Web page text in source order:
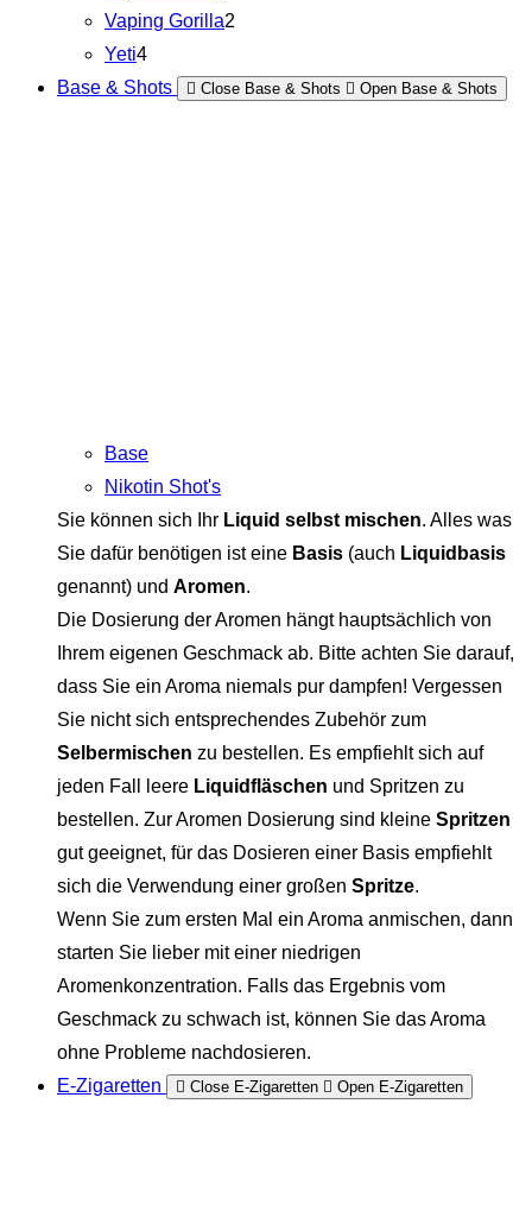
Vaping Gorilla2
Yeti4
Base & Shots
Close Base & Shots Open Base & Shots
Base
Nikotin Shot's
Sie können sich Ihr Liquid selbst mischen. Alles was
Sie dafür benötigen ist eine Basis (auch Liquidbasis
genannt) und Aromen.
Die Dosierung der Aromen hängt hauptsächlich von
Ihrem eigenen Geschmack ab. Bitte achten Sie darauf,
dass Sie ein Aroma niemals pur dampfen! Vergessen
Sie nicht sich entsprechendes Zubehör zum
Selbermischen zu bestellen. Es empfiehlt sich auf
jeden Fall leere Liquidfläschen und Spritzen zu
bestellen. Zur Aromen Dosierung sind kleine Spritzen
gut geeignet, für das Dosieren einer Basis empfiehlt
sich die Verwendung einer großen Spritze.
Wenn Sie zum ersten Mal ein Aroma anmischen, dann
starten Sie lieber mit einer niedrigen
Aromenkonzentration. Falls das Ergebnis vom
Geschmack zu schwach ist, können Sie das Aroma
ohne Probleme nachdosieren.
E-Zigaretten
Close E-Zigaretten Open E-Zigaretten